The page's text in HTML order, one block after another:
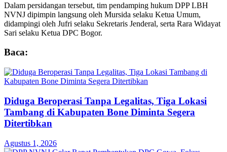
Dalam persidangan tersebut, tim pendamping hukum DPP LBH
NVNJ dipimpin langsung oleh Mursida selaku Ketua Umum,
didampingi oleh Jufri selaku Sekretaris Jenderal, serta Rara Widayat
Sari selaku Ketua DPC Bogor.
Baca:
Diduga Beroperasi Tanpa Legalitas, Tiga Lokasi
Tambang di Kabupaten Bone Diminta Segera
Ditertibkan
Agustus 1, 2026